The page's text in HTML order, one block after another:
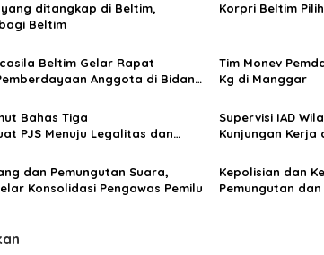
ditangkap di Beltim,
Beltim
Korpri Beltim
Beltim Gelar Rapat
Anggota di Bidang
Tim Monev
Kg di Manggar
Bahas Tiga
PJS Menuju Legalitas dan
Supervisi IAD
Kunjungan Kerja
dan Pemungutan Suara,
Konsolidasi Pengawas Pemilu
Kepolisian dan
Pemungutan